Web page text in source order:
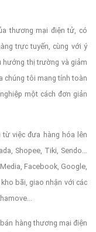
thương mại điện tử, có
trực tuyến, cùng với ý
hướng thị trường và giảm
chúng tôi mang tính toàn
một cách đơn giản
từ việc đưa hàng hóa lên
Shopee, Tiki, Sendo...
Facebook, Google,
bãi, giao nhận với các
hàng thương mại điện